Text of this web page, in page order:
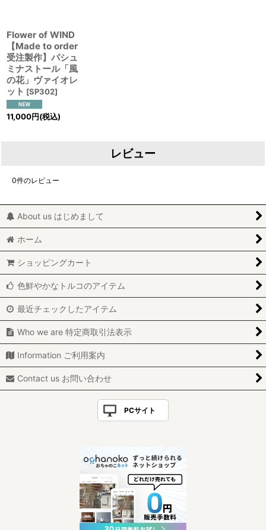
Flower of WIND
【Made to order
受注製作】パシュ
ミナストール「風
の花」ヴァイオレ
ット [SP302]
11,000円(税込)
レビュー
0件のレビュー
About us はじめまして
ホーム
ショッピングカート
色鮮やかなトルコのアイテム
最近チェックしたアイテム
Who we are 特定商取引法表示
Information ご利用案内
Contact us お問い合わせ
PCサイト